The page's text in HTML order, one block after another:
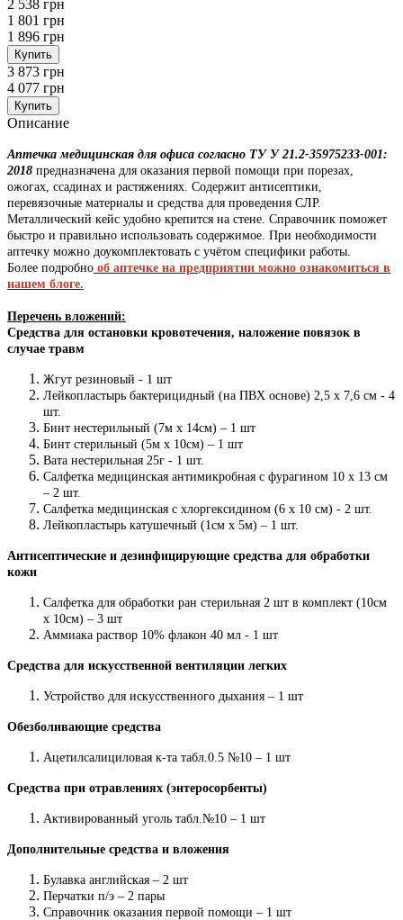
2 538 грн
1 801 грн
1 896 грн
Купить
3 873 грн
4 077 грн
Купить
Описание
Аптечка медицинская для офиса согласно ТУ У 21.2-35975233-001:
2018 предназначена для оказания первой помощи при порезах,
ожогах, ссадинах и растяжениях. Содержит антисептики,
перевязочные материалы и средства для проведения СЛР.
Металлический кейс удобно крепится на стене. Справочник поможет
быстро и правильно использовать содержимое. При необходимости
аптечку можно доукомплектовать с учётом специфики работы.
Более подробно об аптечке на предприятии можно ознакомиться в
нашем блоге.
Перечень вложений:
Средства для остановки кровотечения, наложение повязок в
случае травм
Жгут резиновый - 1 шт
Лейкопластырь бактерицидный (на ПВХ основе) 2,5 х 7,6 см - 4
шт.
Бинт нестерильный (7м х 14см) – 1 шт
Бинт стерильный (5м х 10см) – 1 шт
Вата нестерильная 25г - 1 шт.
Салфетка медицинская антимикробная с фурагином 10 х 13 см
– 2 шт.
Салфетка медицинская с хлоргексидином (6 х 10 см) - 2 шт.
Лейкопластырь катушечный (1см х 5м) – 1 шт.
Антисептические и дезинфицирующие средства для обработки
кожи
Салфетка для обработки ран стерильная 2 шт в комплект (10см
х 10см) – 3 шт
Аммиака раствор 10% флакон 40 мл - 1 шт
Средства для искусственной вентиляции легких
Устройство для искусственного дыхания – 1 шт
Обезболивающие средства
Ацетилсалициловая к-та табл.0.5 №10 – 1 шт
Средства при отравлениях (энтеросорбенты)
Активированный уголь табл.№10 – 1 шт
Дополнительные средства и вложения
Булавка английская – 2 шт
Перчатки п/э – 2 пары
Справочник оказания первой помощи – 1 шт